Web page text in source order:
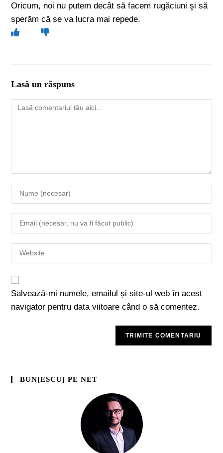
Oricum, noi nu putem decât să facem rugăciuni şi să
sperăm că se va lucra mai repede.
Lasă un răspuns
Salvează-mi numele, emailul și site-ul web în acest
navigator pentru data viitoare când o să comentez.
BUN[ESCU] PE NET